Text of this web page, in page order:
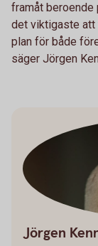
framåt beroende
det viktigaste att
plan för både
säger Jörgen
Jörgen